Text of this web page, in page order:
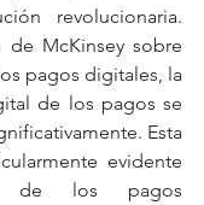
revolucionaria.
McKinsey sobre
pagos digitales, la
de los pagos se
Esta
evidente
los pagos